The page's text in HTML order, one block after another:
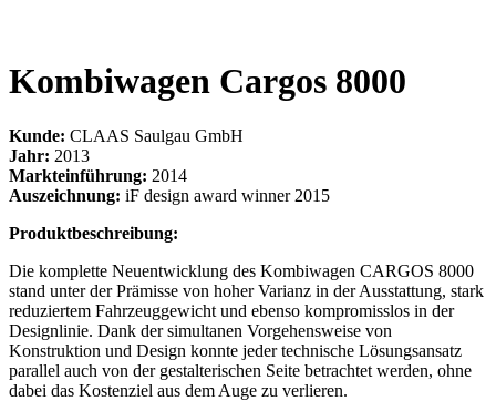
Kombiwagen Cargos 8000
Kunde: CLAAS Saulgau GmbH
Jahr: 2013
Markteinführung: 2014
Auszeichnung: iF design award winner 2015
Produktbeschreibung:
Die komplette Neuentwicklung des Kombiwagen CARGOS 8000
stand unter der Prämisse von hoher Varianz in der Ausstattung, stark
reduziertem Fahrzeuggewicht und ebenso kompromisslos in der
Designlinie. Dank der simultanen Vorgehensweise von
Konstruktion und Design konnte jeder technische Lösungsansatz
parallel auch von der gestalterischen Seite betrachtet werden, ohne
dabei das Kostenziel aus dem Auge zu verlieren.